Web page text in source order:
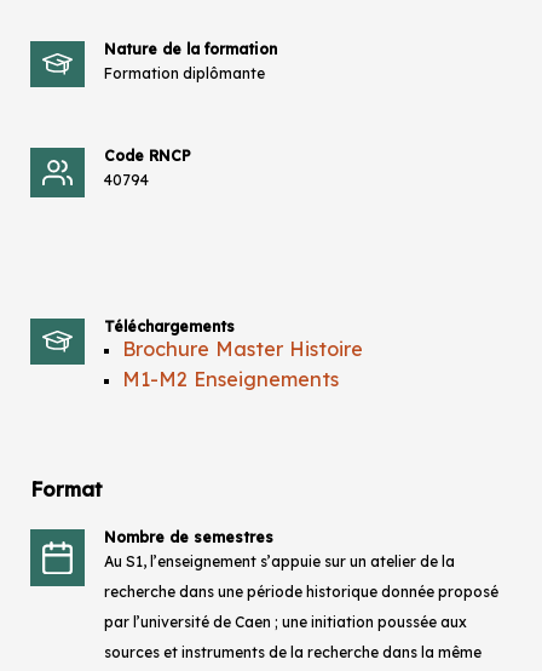
Nature de la formation
Formation diplômante
Code RNCP
40794
Téléchargements
Brochure Master Histoire
M1-M2 Enseignements
Format
Nombre de semestres
Au S1, l’enseignement s’appuie sur un atelier de la
recherche dans une période historique donnée proposé
par l’université de Caen ; une initiation poussée aux
sources et instruments de la recherche dans la même